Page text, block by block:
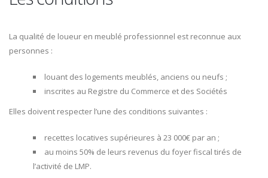
La qualité de loueur en meublé professionnel est reconnue aux
personnes :
louant des logements meublés, anciens ou neufs ;
inscrites au Registre du Commerce et des Sociétés
Elles doivent respecter l’une des conditions suivantes :
recettes locatives supérieures à 23 000€ par an ;
au moins 50% de leurs revenus du foyer fiscal tirés de
l’activité de LMP.